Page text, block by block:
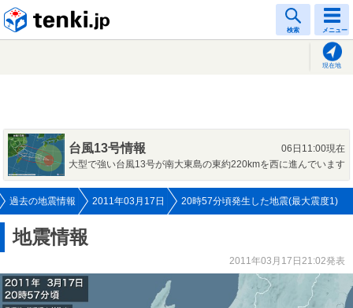
検索 メニュー
現在地
台風13号情報
06日11:00現在
大型で強い台風13号が南大東島の東約220kmを西に進んでいます
過去の地震情報 2011年03月17日 20時57分頃発生した地震(最大震度1)
地震情報
2011年03月17日21:02発表